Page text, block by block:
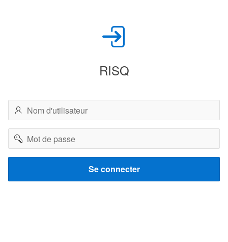
RISQ
Nom
d'utilisateur
Mot
passe
Se connecter